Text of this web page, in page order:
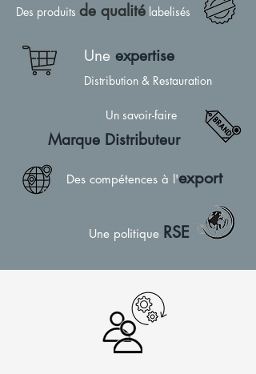
Des produits de qualité labelisés
Une expertise
Distribution & Restauration
Un savoir-faire
Marque Distributeur
Des compétences à l'export
Une politique RSE